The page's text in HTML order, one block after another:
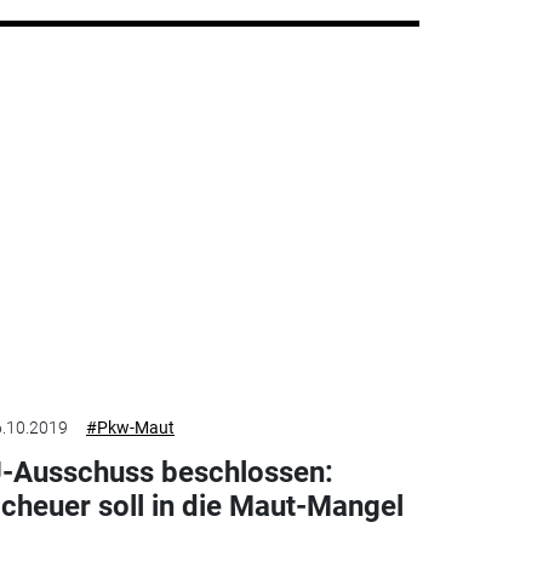
#Pkw-Maut
Ausschuss beschlossen:
soll in die Maut-Mangel